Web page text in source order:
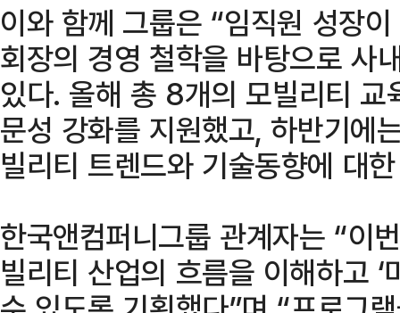
이와 함께 그룹은 “임직원 성장
회장의 경영 철학을 바탕으로 사
있다. 올해 총 8개의 모빌리티
문성 강화를 지원했고, 하반기에
빌리티 트렌드와 기술동향에 대
한국앤컴퍼니그룹 관계자는 “이
빌리티 산업의 흐름을 이해하고